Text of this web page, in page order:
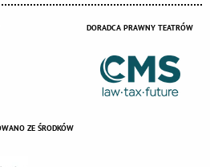
DORADCA PRAWNY TEATRÓW
ZE ŚRODKÓW